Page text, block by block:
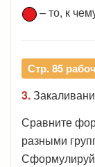
– то, к
Стр. 85
3.
Сравните
разными